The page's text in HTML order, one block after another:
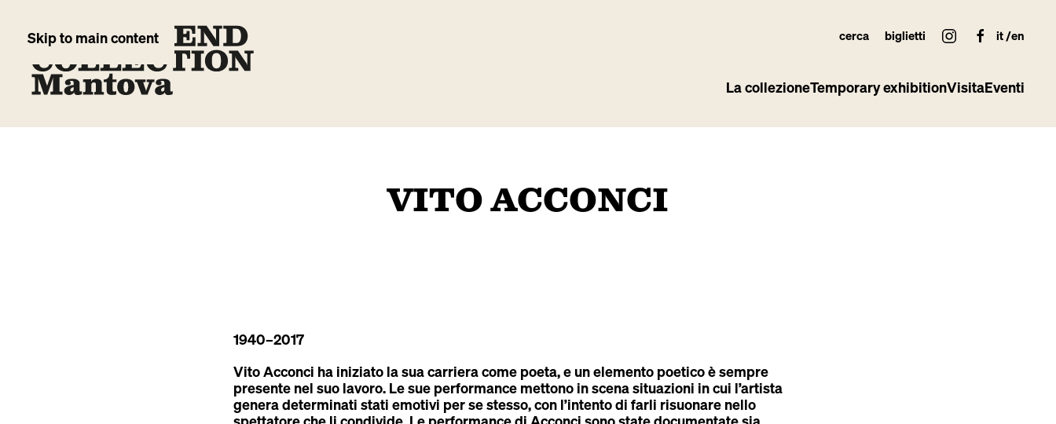
Skip to main content cerca biglietti it en
La collezioneTemporary exhibitionVisitaEventi
VITO ACCONCI
1940–2017
Vito Acconci ha iniziato la sua carriera come poeta, e un elemento poetico è sempre
presente nel suo lavoro. Le sue performance mettono in scena situazioni in cui l’artista
genera determinati stati emotivi per se stesso, con l’intento di farli risuonare nello